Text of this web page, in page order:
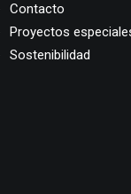
Contacto
Proyectos
Sostenibilidad